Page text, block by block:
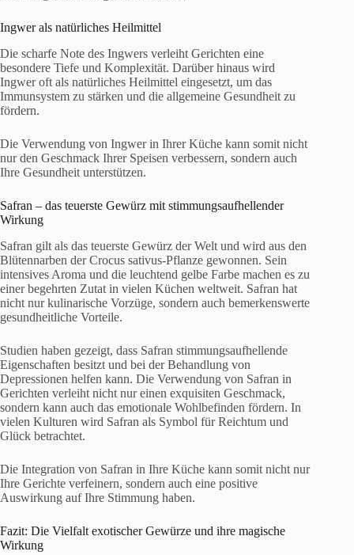
Ingwer als natürliches Heilmittel
Die scharfe Note des Ingwers verleiht Gerichten eine
besondere Tiefe und Komplexität. Darüber hinaus wird
Ingwer oft als natürliches Heilmittel eingesetzt, um das
Immunsystem zu stärken und die allgemeine Gesundheit zu
fördern.
Die Verwendung von Ingwer in Ihrer Küche kann somit nicht
nur den Geschmack Ihrer Speisen verbessern, sondern auch
Ihre Gesundheit unterstützen.
Safran – das teuerste Gewürz mit stimmungsaufhellender
Wirkung
Safran gilt als das teuerste Gewürz der Welt und wird aus den
Blütennarben der Crocus sativus-Pflanze gewonnen. Sein
intensives Aroma und die leuchtend gelbe Farbe machen es zu
einer begehrten Zutat in vielen Küchen weltweit. Safran hat
nicht nur kulinarische Vorzüge, sondern auch bemerkenswerte
gesundheitliche Vorteile.
Studien haben gezeigt, dass Safran stimmungsaufhellende
Eigenschaften besitzt und bei der Behandlung von
Depressionen helfen kann. Die Verwendung von Safran in
Gerichten verleiht nicht nur einen exquisiten Geschmack,
sondern kann auch das emotionale Wohlbefinden fördern. In
vielen Kulturen wird Safran als Symbol für Reichtum und
Glück betrachtet.
Die Integration von Safran in Ihre Küche kann somit nicht nur
Ihre Gerichte verfeinern, sondern auch eine positive
Auswirkung auf Ihre Stimmung haben.
Fazit: Die Vielfalt exotischer Gewürze und ihre magische
Wirkung